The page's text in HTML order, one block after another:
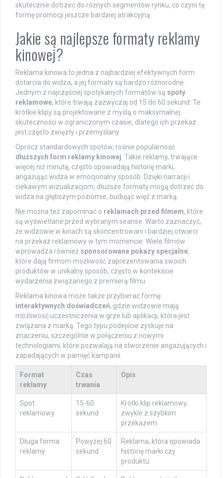
skutecznie dotrzeć do różnych segmentów rynku, co czyni tę
formę promocji jeszcze bardziej atrakcyjną.
Jakie są najlepsze formaty reklamy
kinowej?
Reklama kinowa to jedna z najbardziej efektywnych form
dotarcia do widza, a jej formaty są bardzo różnorodne.
Jednym z najczęściej spotykanych formatów są spoty
reklamowe, które trwają zazwyczaj od 15 do 60 sekund. Te
krótkie klipy są projektowane z myślą o maksymalnej
skuteczności w ograniczonym czasie, dlatego ich przekaz
jest często zwięzły i przemyślany.
Oprócz standardowych spotów, rośnie popularność
dłuższych form reklamy kinowej . Takie reklamy, trwające
więcej niż minutę, często opowiadają historię marki,
angażując widza w emocjonalny sposób. Dzięki narracji i
ciekawym wizualizacjom, dłuższe formaty mogą dotrzeć do
widza na głębszym poziomie, budując więź z marką.
Nie można też zapominać o reklamach przed filmem, które
są wyświetlane przed wybranym seanse. Warto zaznaczyć,
że widzowie w kinach są skoncentrowani i bardziej otwarci
na przekaz reklamowy w tym momencie. Wiele filmów
wprowadza również sponsorowane pokazy specjalne,
które dają firmom możliwość zaprezentowania swoich
produktów w unikalny sposób, często w kontekście
wydarzenia związanego z premierą filmu.
Reklama kinowa może także przybierać formę
interaktywnych doświadczeń, gdzie widzowie mają
możliwość uczestniczenia w grze lub aplikacji, która jest
związana z marką. Tego typu podejście zyskuje na
znaczeniu, szczególnie w połączeniu z nowymi
technologiami, które pozwalają na stworzenie angażujących i
zapadających w pamięć kampanii.
Format
reklamy
Czas
trwania
Opis
Spot
reklamowy
15-60
sekund
Krótki klip reklamowy,
zwykle z szybkim
przekazem.
Długa forma
reklamy
Powyżej 60
sekund
Reklama, która opowiada
historię marki czy
produktu.